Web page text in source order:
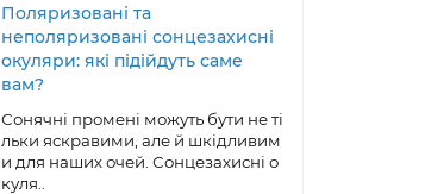
Поляризовані та
неполяризовані сонцезахисні
окуляри: які підійдуть саме
вам?
Сонячні промені можуть бути не ті
льки яскравими, але й шкідливим
и для наших очей. Сонцезахисні о
куля..